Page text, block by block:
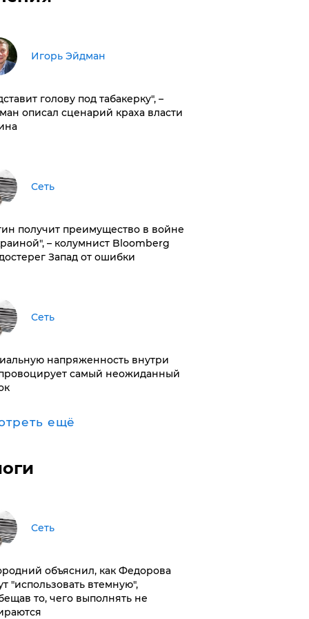
Игорь Эйдман
голову под табакерку", –
описал сценарий краха власти
Сеть
получит преимущество в войне
– колумнист Bloomberg
Запад от ошибки
Сеть
напряженность внутри
самый неожиданный
ещё
Сеть
объяснил, как Федорова
"использовать втемную",
то, чего выполнять не